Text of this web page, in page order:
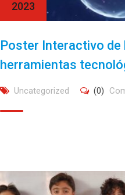
2023
Poster Interactivo de
herramientas
Uncategorized (0)